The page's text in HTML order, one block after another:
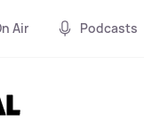
Air Podcasts